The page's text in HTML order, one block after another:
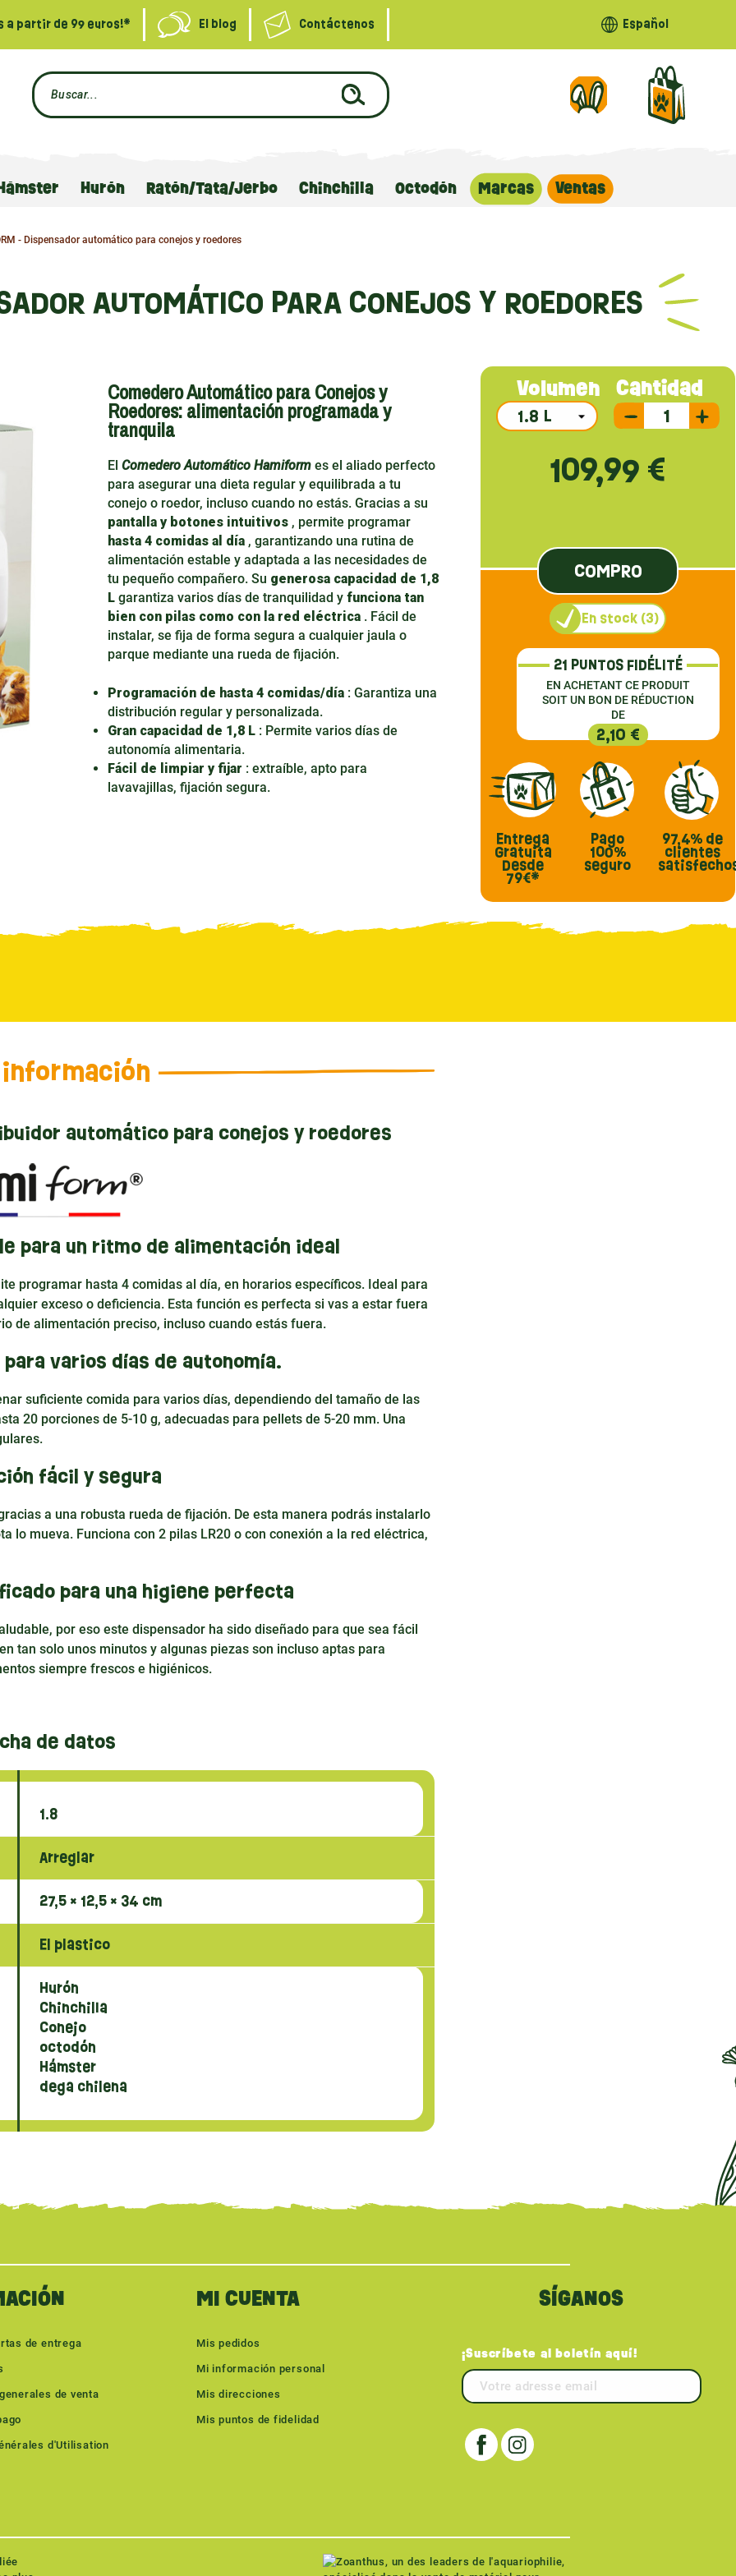
a partir de 99 euros!* El blog Contáctenos Español
Hurón Ratón/Tata/Jerbo Chinchilla Octodón Marcas Ventas
- Dispensador automático para conejos y roedores
AUTOMÁTICO PARA CONEJOS Y ROEDORES
Cantidad
Volumen
109,99 €
21 PUNTOS FIDÉLITÉ
EN ACHETANT CE PRODUIT
SOIT UN BON DE RÉDUCTION
DE
2,10 €
COMPRO
En stock (3)
Entrega
Gratuita
Desde
79€*
Pago
100%
seguro
97,4% de
clientes
Comedero Automático para Conejos y
Roedores: alimentación programada y
tranquila
El Comedero Automático Hamiformes el aliado perfecto
para asegurar una dieta regular y equilibrada a tu
conejo o roedor, incluso cuando no estás. Gracias a su
pantalla y botones intuitivos, permite programar
hasta 4 comidas al día, garantizando una rutina de
alimentación estable y adaptada a las necesidades de
tu pequeño compañero. Su generosa capacidad de 1,8
Lgarantiza varios días de tranquilidad y funciona tan
bien con pilas como con la red eléctrica. Fácil de
instalar, se fija de forma segura a cualquier jaula o
parque mediante una rueda de fijación.
Programación de hasta 4 comidas/día: Garantiza una
distribución regular y personalizada.
Gran capacidad de 1,8 L: Permite varios días de
autonomía alimentaria.
Fácil de limpiar y fijar : extraíble, apto para
lavavajillas, fijación segura.
automático para conejos y roedores
para un ritmo de alimentación ideal
programar hasta 4 comidas al día, en horarios específicos. Ideal para
exceso o deficiencia. Esta función es perfecta si vas a estar fuera
de alimentación preciso, incluso cuando estás fuera.
varios días de autonomía.
suficiente comida para varios días, dependiendo del tamaño de las
20 porciones de 5-10 g, adecuadas para pellets de 5-20 mm. Una
fácil y segura
a una robusta rueda de fijación. De esta manera podrás instalarlo
lo mueva. Funciona con 2 pilas LR20 o con conexión a la red eléctrica,
para una higiene perfecta
por eso este dispensador ha sido diseñado para que sea fácil
tan solo unos minutos y algunas piezas son incluso aptas para
siempre frescos e higiénicos.
de datos
1.8
Arreglar
27,5 × 12,5 × 34 cm
El plastico
Hurón
Chinchilla
Conejo
octodón
Hámster
dega chilena
de entrega
de venta
d'Utilisation
MI CUENTA
Mis pedidos
Mi información personal
Mis direcciones
Mis puntos de fidelidad
SÍGANOS
¡Suscríbete al boletín aquí!